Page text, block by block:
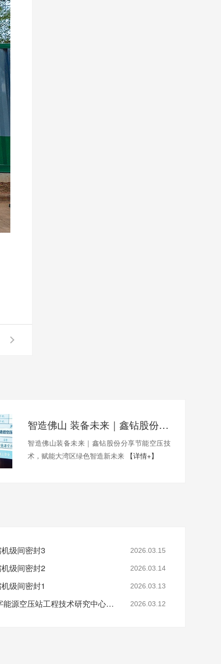
智造佛山 装备未来｜鑫钻股份分享节能空压技术，赋能大湾区绿色智造新未来
智造佛山装备未来｜鑫钻股份分享节能空压技
术，赋能大湾区绿色智造新未来 【详情+】
级间密封3 2026.03.15
级间密封2 2026.03.14
级间密封1 2026.03.13
省级认定！鑫钻股份数字能源空压站工程技术研究中心正式获批 2026.03.12